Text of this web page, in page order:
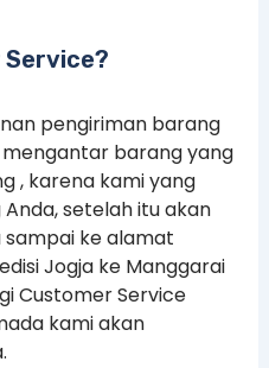
Service?
pengiriman barang
barang yang
, karena kami yang
setelah itu akan
ke alamat
Jogja ke Manggarai
Customer Service
kami akan